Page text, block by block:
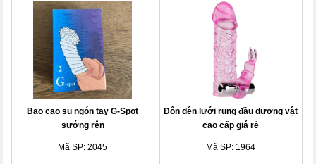
Bao cao su ngón tay G-Spot
sướng rên
Mã SP: 2045
Đôn dên lưới rung đầu dương vật
cao cấp giá rẻ
Mã SP: 1964